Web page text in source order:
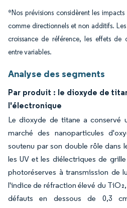
*Nos prévisions considèrent les
comme directionnels et non additifs.
croissance de référence, les effets de
entre variables.
Analyse des segments
Par produit : le dioxyde de
l'électronique
Le dioxyde de titane a conservé
marché des nanoparticules
soutenu par son double rôle dans
les UV et les diélectriques de
photoréserves à transmission de
l'indice de réfraction élevé du
défauts en dessous de 0,3